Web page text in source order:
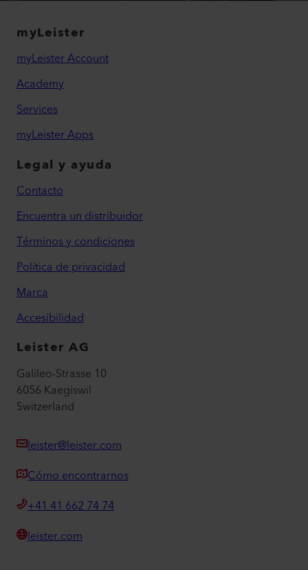
myLeister
myLeister Account
Academy
Services
myLeister Apps
Legal y ayuda
Contacto
Encuentra un distribuidor
Términos y condiciones
Política de privacidad
Marca
Accesibilidad
Leister AG
Galileo-Strasse 10
6056 Kaegiswil
Switzerland
leister@leister.com
Cómo encontrarnos
+41 41 662 74 74
leister.com